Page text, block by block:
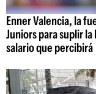
Enner Valencia, la
Juniors para suplir
salario que percibirá